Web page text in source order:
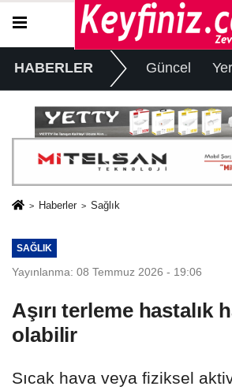
HABERLER Güncel
Haberler Sağlık
SAĞLIK
Yayınlanma: 08 Temmuz 2026 - 19:06
Aşırı terleme hastalık
olabilir
Sıcak hava veya fiziksel